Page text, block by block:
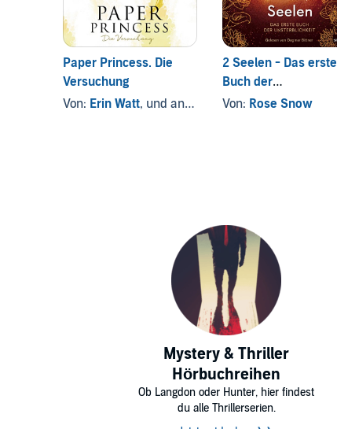
Paper Princess. Die
Versuchung
Von: Erin Watt, und andere
2 Seelen - Das erste
Buch der
Unsterblichkeit
Von: Rose Snow
Mystery & Thriller
Hörbuchreihen
Ob Langdon oder Hunter, hier findest
du alle Thrillerserien.